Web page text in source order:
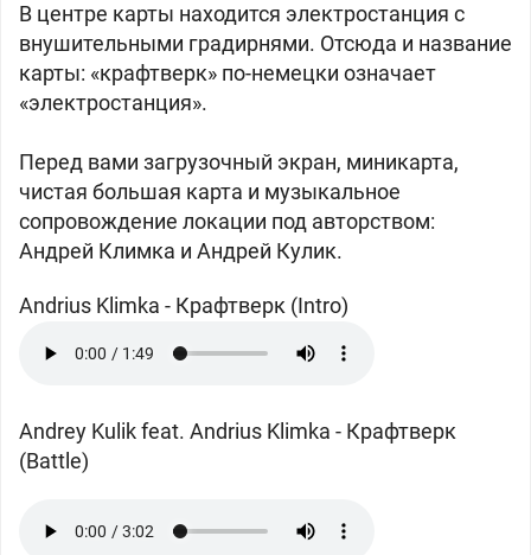
В центре карты находится электростанция с
внушительными градирнями. Отсюда и название
карты: «крафтверк» по-немецки означает
«электростанция».
Перед вами загрузочный экран, миникарта,
чистая большая карта и музыкальное
сопровождение локации под авторством:
Андрей Климка и Андрей Кулик.
Andrius Klimka - Крафтверк (Intro)
Andrey Kulik feat. Andrius Klimka - Крафтверк
(Battle)